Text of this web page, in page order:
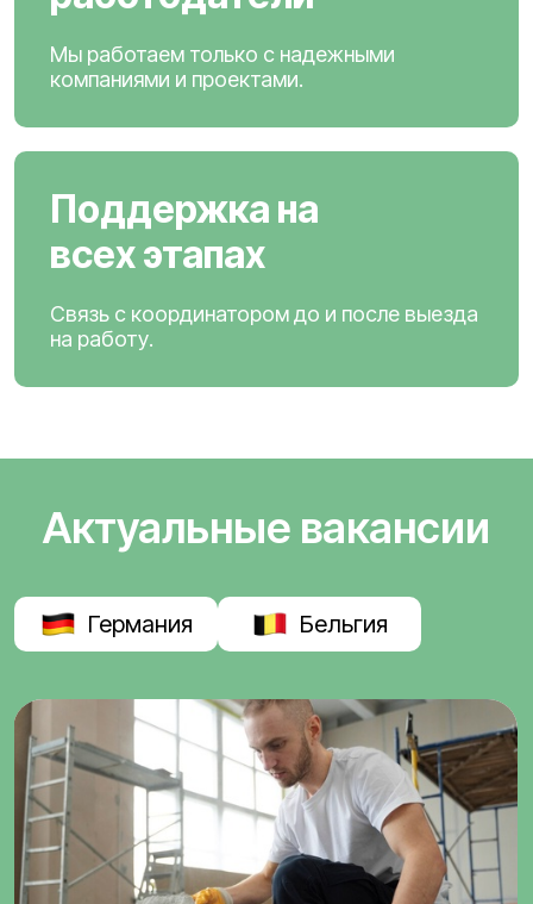
Мы работаем только с надежными
компаниями и проектами.
Поддержка на
всех этапах
Связь с координатором до и после выезда
на работу.
Актуальные вакансии
Германия Бельгия